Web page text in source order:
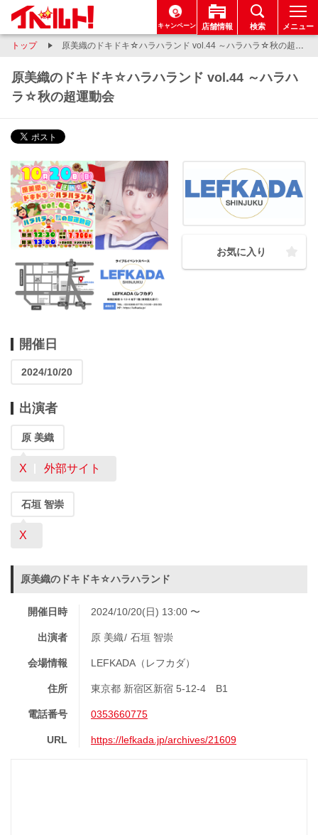
キャンペーン 店舗情報 検索 メニュー
トップ 原美織のドキドキ☆ハラハランド vol.44 ～ハラハラ☆秋の超運動会
原美織のドキドキ☆ハラハランド vol.44 ～ハラハ
ラ☆秋の超運動会
お気に入り
開催日
2024/10/20
出演者
原 美織
X 外部サイト
石垣 智崇
X
原美織のドキドキ☆ハラハランド
開催日時 2024/10/20(日) 13:00 〜
出演者 原 美織 石垣 智崇
会場情報 LEFKADA（レフカダ）
住所 東京都 新宿区新宿 5-12-4 B1
電話番号 0353660775
URL https://lefkada.jp/archives/21609